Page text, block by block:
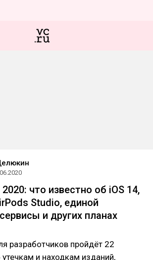
2020: что известно об iOS 14,
Studio, единой
и других планах
разработчиков пройдёт 22
и находкам изданий,